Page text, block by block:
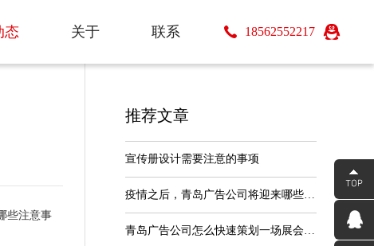
18562552217
态
关于
联系
些注意事
推荐文章
宣传册设计需要注意的事项
疫情之后，青岛广告公司将迎来哪些机遇
青岛广告公司怎么快速策划一场展会搭建